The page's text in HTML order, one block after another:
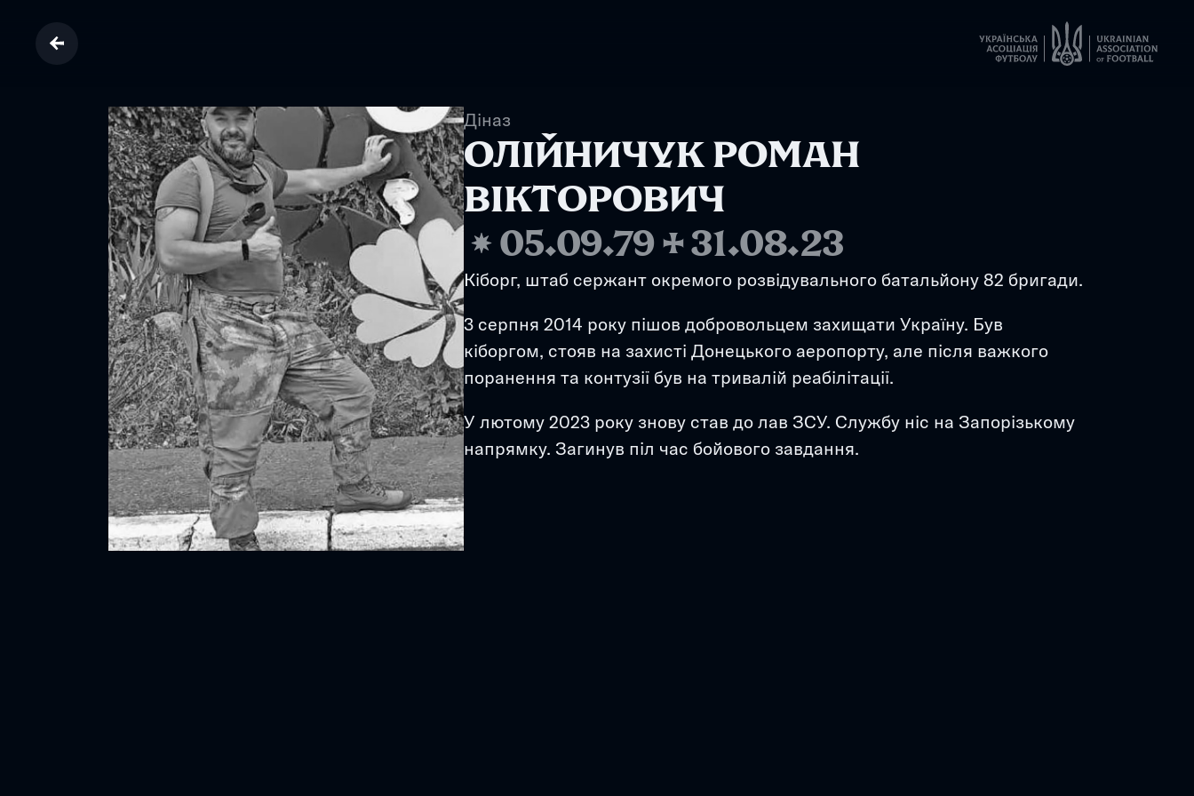
Діназ
ОЛІЙНИЧУК РОМАН
ВІКТОРОВИЧ
❋05.09.79✢31.08.23
3 серпня 2014 року пішов добровольцем захищати Україну. Був
кіборгом, стояв на захисті Донецького аеропорту, але після важкого
поранення та контузії був на тривалій реабілітації.
У лютому 2023 року знову став до лав ЗСУ. Службу ніс на Запорізькому
напрямку. Загинув піл час бойового завдання.